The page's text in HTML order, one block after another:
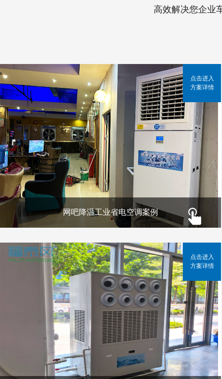
高效解决您企业
网吧降温工业省电空调案例
点击进入
方案详情
点击进入
方案详情